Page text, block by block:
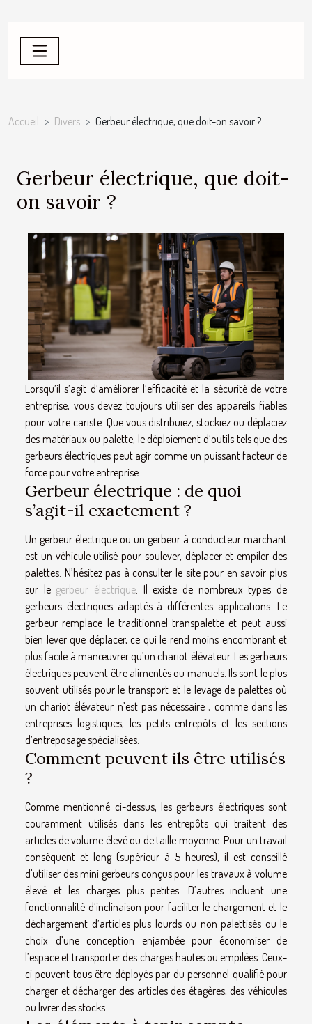
Accueil Divers Gerbeur électrique, que doit-on savoir ?
Gerbeur électrique, que doit-
on savoir ?
Lorsqu’il s’agit d’améliorer l’efficacité et la sécurité de votre
entreprise, vous devez toujours utiliser des appareils fiables
pour votre cariste. Que vous distribuiez, stockiez ou déplaciez
des matériaux ou palette, le déploiement d’outils tels que des
gerbeurs électriques peut agir comme un puissant facteur de
force pour votre entreprise.
Gerbeur électrique : de quoi
s’agit-il exactement ?
Un gerbeur électrique ou un gerbeur à conducteur marchant
est un véhicule utilisé pour soulever, déplacer et empiler des
palettes. N’hésitez pas à consulter le site pour en savoir plus
sur le gerbeur électrique . Il existe de nombreux types de
gerbeurs électriques adaptés à différentes applications. Le
gerbeur remplace le traditionnel transpalette et peut aussi
bien lever que déplacer, ce qui le rend moins encombrant et
plus facile à manœuvrer qu’un chariot élévateur. Les gerbeurs
électriques peuvent être alimentés ou manuels. Ils sont le plus
souvent utilisés pour le transport et le levage de palettes où
un chariot élévateur n’est pas nécessaire ; comme dans les
entreprises logistiques, les petits entrepôts et les sections
d’entreposage spécialisées.
Comment peuvent ils être utilisés
?
Comme mentionné ci-dessus, les gerbeurs électriques sont
couramment utilisés dans les entrepôts qui traitent des
articles de volume élevé ou de taille moyenne. Pour un travail
conséquent et long (supérieur à 5 heures), il est conseillé
d’utiliser des mini gerbeurs conçus pour les travaux à volume
élevé et les charges plus petites. D’autres incluent une
fonctionnalité d’inclinaison pour faciliter le chargement et le
déchargement d’articles plus lourds ou non palettisés ou le
choix d’une conception enjambée pour économiser de
l’espace et transporter des charges hautes ou empilées. Ceux-
ci peuvent tous être déployés par du personnel qualifié pour
charger et décharger des articles des étagères, des véhicules
ou livrer des stocks.